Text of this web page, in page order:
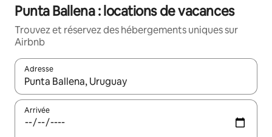
Punta Ballena : locations de vacances
Trouvez et réservez des hébergements uniques sur
Airbnb
Adresse
Lorsque les résultats s'affichent, utilisez les flèches vers le
Arrivée